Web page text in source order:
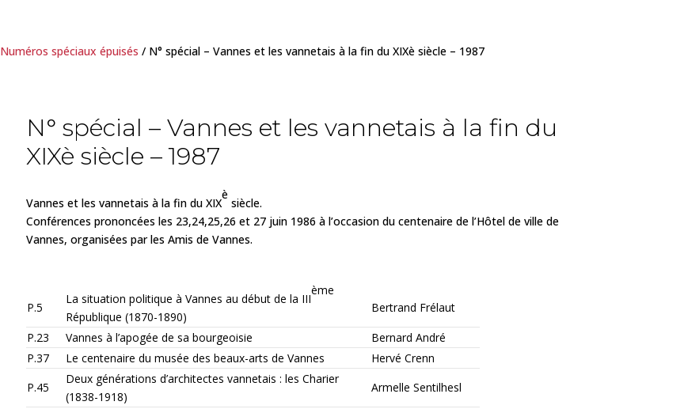
Numéros spéciaux épuisés / N° spécial – Vannes et les vannetais à la fin du XIXè siècle – 1987
N° spécial – Vannes et les vannetais à la fin du
XIXè siècle – 1987
Vannes et les vannetais à la fin du XIX
è
siècle.
Conférences prononcées les 23,24,25,26 et 27 juin 1986 à l’occasion du centenaire de l’Hôtel de ville de
Vannes, organisées par les Amis de Vannes.
P.5
La situation politique à Vannes au début de la III
ème
République (1870-1890)
Bertrand Frélaut
P.23
Vannes à l’apogée de sa bourgeoisie
Bernard André
P.37
Le centenaire du musée des beaux-arts de Vannes
Hervé Crenn
P.45
Deux générations d’architectes vannetais : les Charier
(1838-1918)
Armelle Sentilhesl